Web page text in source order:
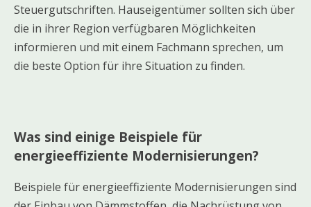
Steuergutschriften. Hauseigentümer sollten sich über
die in ihrer Region verfügbaren Möglichkeiten
informieren und mit einem Fachmann sprechen, um
die beste Option für ihre Situation zu finden.
Was sind einige Beispiele für
energieeffiziente Modernisierungen?
Beispiele für energieeffiziente Modernisierungen sind